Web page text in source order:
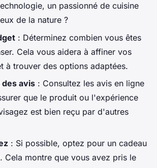
un passionné de cuisine
de la nature ?
: Déterminez combien vous êtes
Cela vous aidera à affiner vos
à trouver des options adaptées.
avis : Consultez les avis en ligne
que le produit ou l'expérience
est bien reçu par d'autres
: Si possible, optez pour un cadeau
Cela montre que vous avez pris le